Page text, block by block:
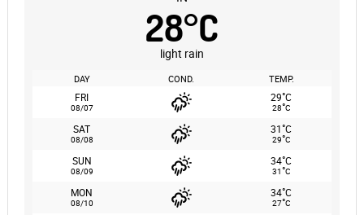
28°C
light rain
DAY COND. TEMP.
FRI
08/07
29°C
28°C
SAT
08/08
31°C
29°C
SUN
08/09
34°C
31°C
MON
08/10
34°C
27°C